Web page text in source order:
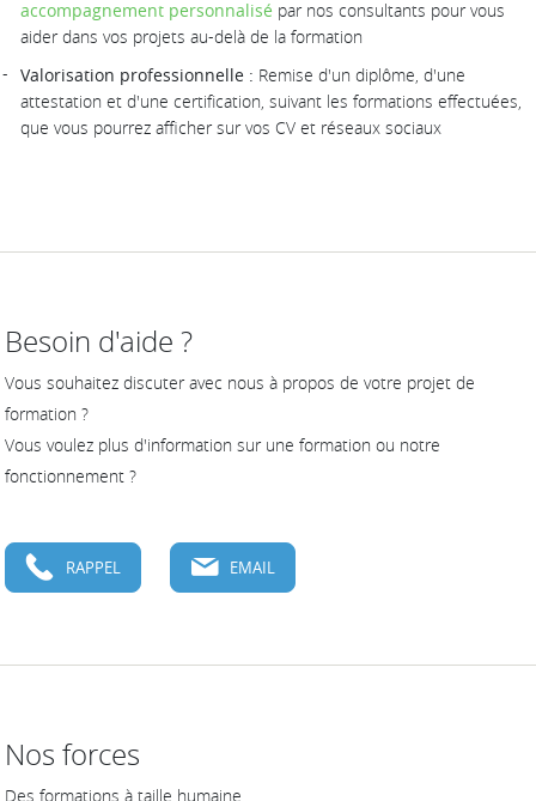
accompagnement personnalisé par nos consultants pour vous
aider dans vos projets au-delà de la formation
Valorisation professionnelle : Remise d'un diplôme, d'une
attestation et d'une certification, suivant les formations effectuées,
que vous pourrez afficher sur vos CV et réseaux sociaux
Besoin d'aide ?
Vous souhaitez discuter avec nous à propos de votre projet de
formation ?
Vous voulez plus d'information sur une formation ou notre
fonctionnement ?
RAPPEL EMAIL
Nos forces
Des formations à taille humaine